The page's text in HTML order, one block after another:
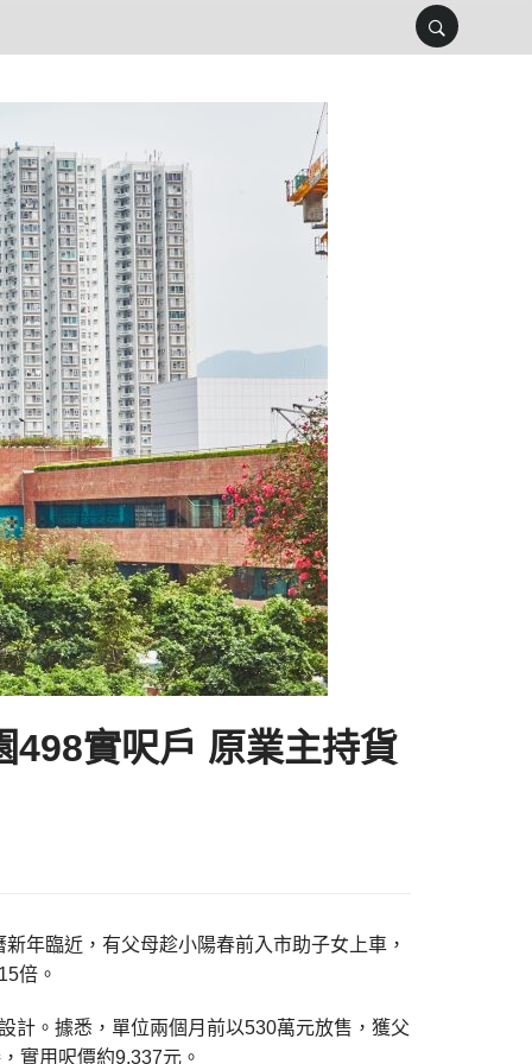
498實呎戶 原業主持貨
年臨近，有父母趁小陽春前入市助子女上車，
倍。
計。據悉，單位兩個月前以530萬元放售，獲父
實用呎價約9,337元。